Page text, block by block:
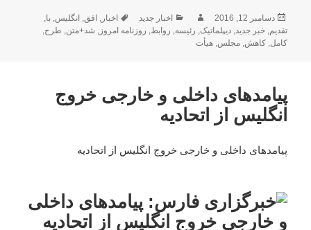
ارسال
شده
در
دسامبر 12, 2016 نویسندهدسته‌ها
اخبار جدید برچسب‌ها
اخبار, افق, انگلیس,با,
تقدیم,خبر جدید,دیپلماتیک, رئیسه, روابط, روزنامه امروز, شد+متن, طرح,
کامل,کاهش,مجلس,هیأت
پیامدهای داخلی و خارجی خروج
انگلیس از اتحادیه
پیامدهای داخلی و خارجی خروج انگلیس از اتحادیه